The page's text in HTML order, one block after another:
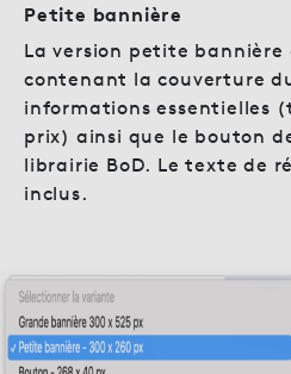
Petite bannière
La version petite bannière
contenant la couverture
informations essentielles
prix) ainsi que le bouton
librairie BoD. Le texte de
inclus.